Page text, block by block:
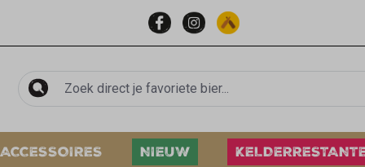
ACCESSOIRES NIEUW